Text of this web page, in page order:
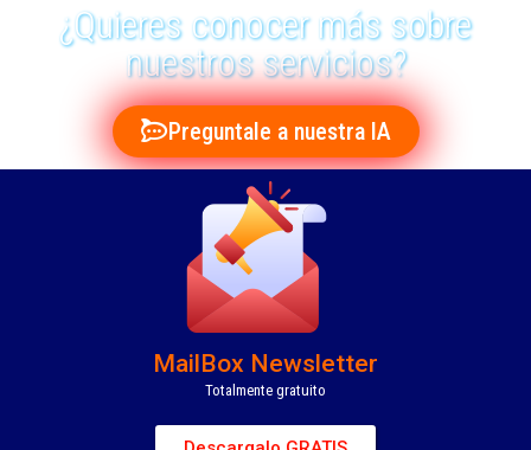
¿Quieres conocer más sobre
nuestros servicios?
Preguntale a nuestra IA
MailBox Newsletter
Totalmente gratuito